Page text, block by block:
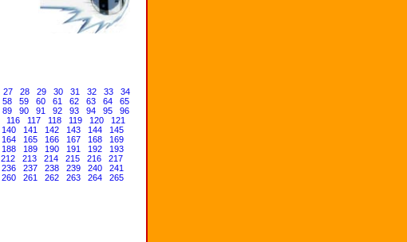
27 28 29 30 31 32 33
34
58 59 60 61 62 63 64
65
89 90 91 92 93 94 95
96
116 117 118 119 120
121
140 141 142 143 144
145
164 165 166 167 168
169
188 189 190 191 192
193
212 213 214 215 216
217
236 237 238 239 240
241
260 261 262 263 264
265